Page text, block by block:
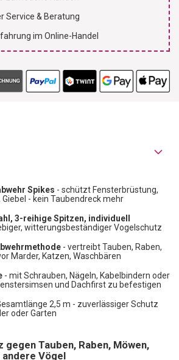
Service & Beratung
im Online-Handel
Spikes - schützt Fensterbrüstung,
Giebel - kein Taubendreck mehr
3-reihige Spitzen, individuell
witterungsbeständiger Vogelschutz
- vertreibt Tauben, Raben,
Marder, Katzen, Waschbären
- mit Schrauben, Nägeln, Kabelbindern oder
und Dachfirst zu befestigen
2,5 m - zuverlässiger Schutz
oder Garten
Tauben, Raben, Möwen,
Vögel